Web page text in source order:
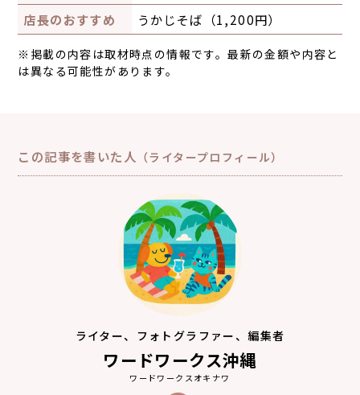
店長のおすすめ
うかじそば（1,200円）
※掲載の内容は取材時点の情報です。最新の金額や内容と
は異なる可能性があります。
この記事を書いた人 （ライタープロフィール）
ライター、フォトグラファー、編集者
ワードワークス沖縄
ワードワークスオキナワ